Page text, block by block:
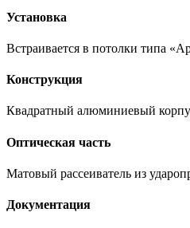
Установка
Встраивается в потолки типа
Конструкция
Квадратный алюминиевый
Оптическая часть
Матовый рассеиватель из
Документация